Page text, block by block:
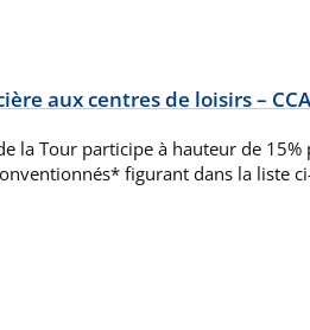
aux centres de loisirs –
la Tour participe à hauteur de
figurant dans la liste